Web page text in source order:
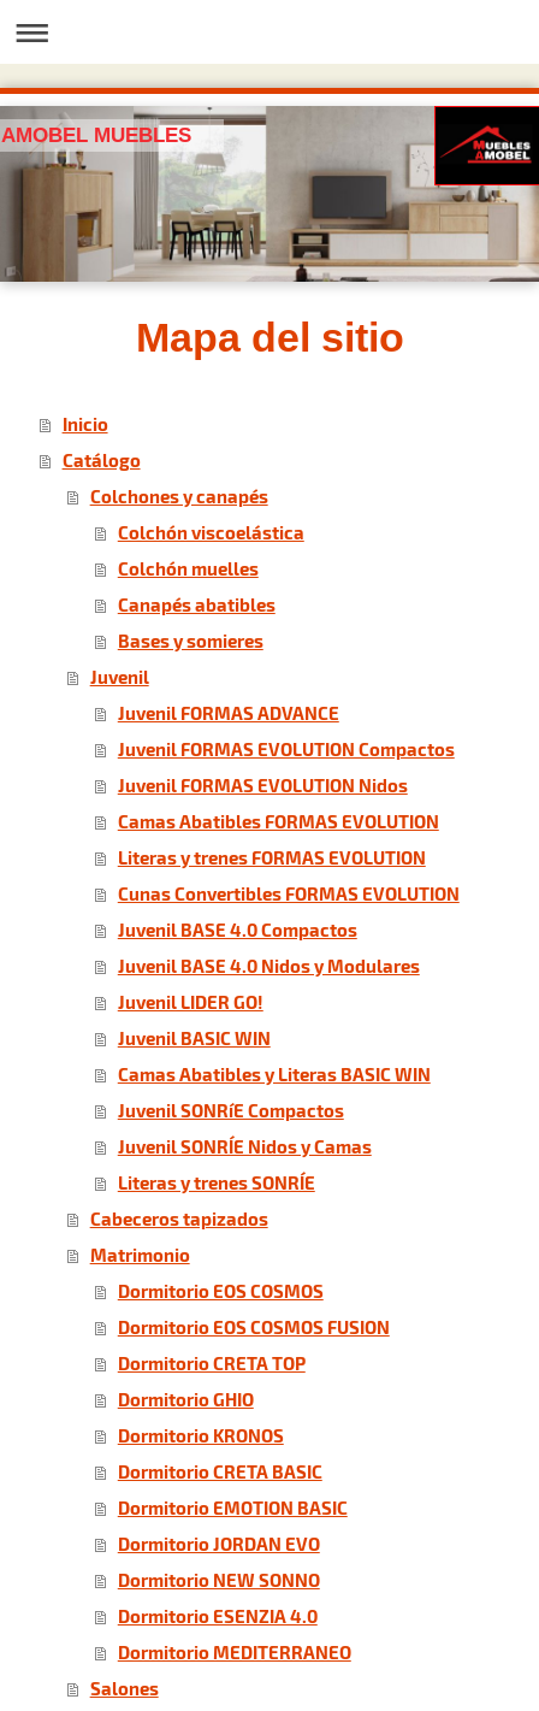
AMOBEL MUEBLES
Mapa del sitio
Inicio
Catálogo
Colchones y canapés
Colchón viscoelástica
Colchón muelles
Canapés abatibles
Bases y somieres
Juvenil
Juvenil FORMAS ADVANCE
Juvenil FORMAS EVOLUTION Compactos
Juvenil FORMAS EVOLUTION Nidos
Camas Abatibles FORMAS EVOLUTION
Literas y trenes FORMAS EVOLUTION
Cunas Convertibles FORMAS EVOLUTION
Juvenil BASE 4.0 Compactos
Juvenil BASE 4.0 Nidos y Modulares
Juvenil LIDER GO!
Juvenil BASIC WIN
Camas Abatibles y Literas BASIC WIN
Juvenil SONRíE Compactos
Juvenil SONRÍE Nidos y Camas
Literas y trenes SONRÍE
Cabeceros tapizados
Matrimonio
Dormitorio EOS COSMOS
Dormitorio EOS COSMOS FUSION
Dormitorio CRETA TOP
Dormitorio GHIO
Dormitorio KRONOS
Dormitorio CRETA BASIC
Dormitorio EMOTION BASIC
Dormitorio JORDAN EVO
Dormitorio NEW SONNO
Dormitorio ESENZIA 4.0
Dormitorio MEDITERRANEO
Salones